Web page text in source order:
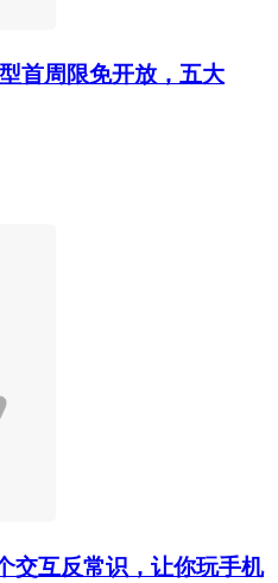
首周限免开放，五大
交互反常识，让你玩手机